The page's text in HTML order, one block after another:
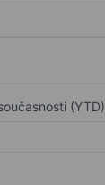
(YTD)